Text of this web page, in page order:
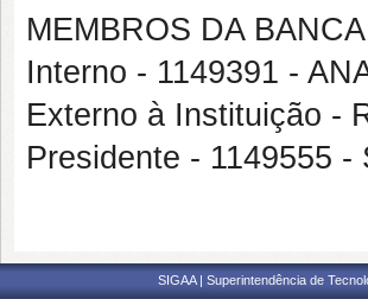
MEMBROS DA
Interno - 1149391 -
Externo à Instituição -
Presidente - 1149555
SIGAA | Superintendência de